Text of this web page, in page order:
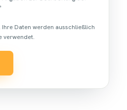
*
Daten werden ausschließlich
verwendet.